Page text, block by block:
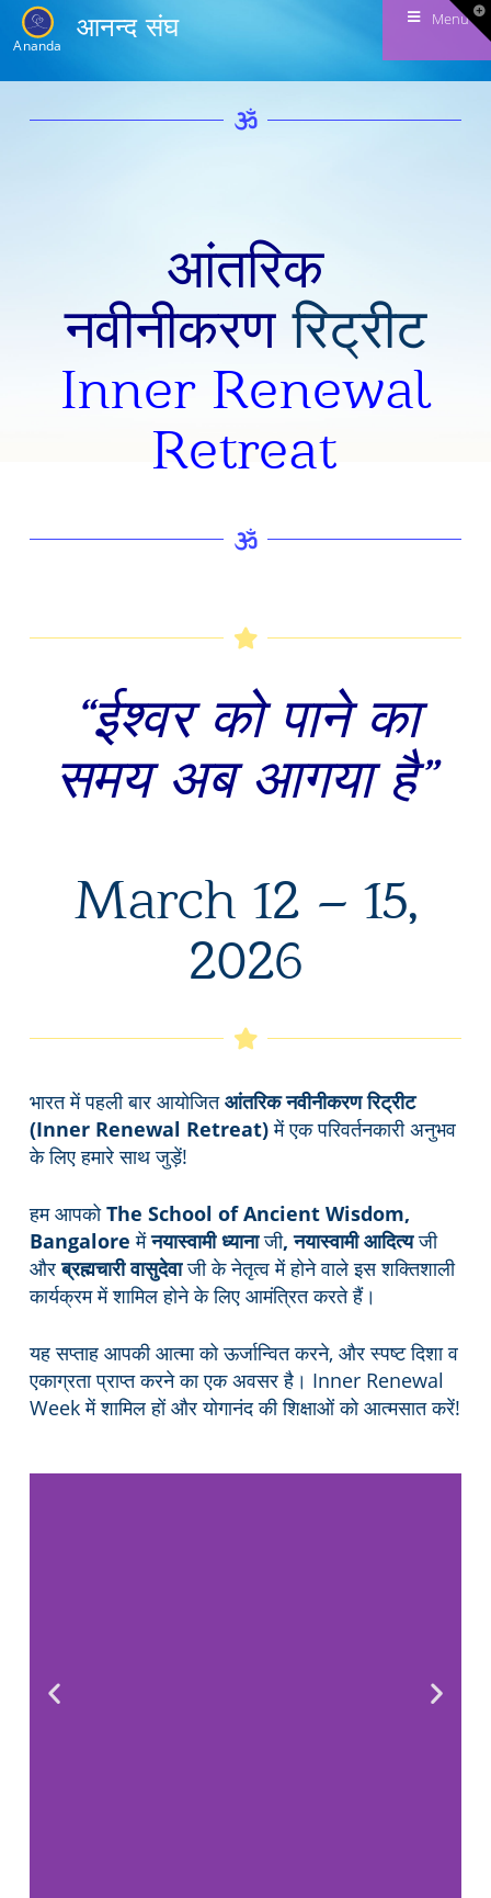
Ananda
आनन्द संघ Menu
आंतरिक
नवीनीकरणरिट्रीट
Inner Renewal
Retreat
“ईश्वर को पाने का
समय अब आगया है”
March 12 – 15,
2026
भारत में पहली बार आयोजितआंतरिक नवीनीकरणरिट्रीट
(Inner Renewal Retreat)में एक परिवर्तनकारी अनुभव
के लिए हमारे साथ जुड़ें!
हम आपकोThe School of Ancient Wisdom,
Bangalore मेंनयास्वामी ध्यानाजी, नयास्वामी आदित्यजी
औरब्रह्मचारी वासुदेवाजी के नेतृत्व में होने वाले इस शक्तिशाली
कार्यक्रम में शामिल होने के लिए आमंत्रित करते हैं।
यह सप्ताह आपकी आत्मा को ऊर्जान्वित करने, और स्पष्ट दिशा व
एकाग्रता प्राप्त करने का एक अवसर है। Inner Renewal
Week में शामिल हों और योगानंद की शिक्षाओं को आत्मसात करें!